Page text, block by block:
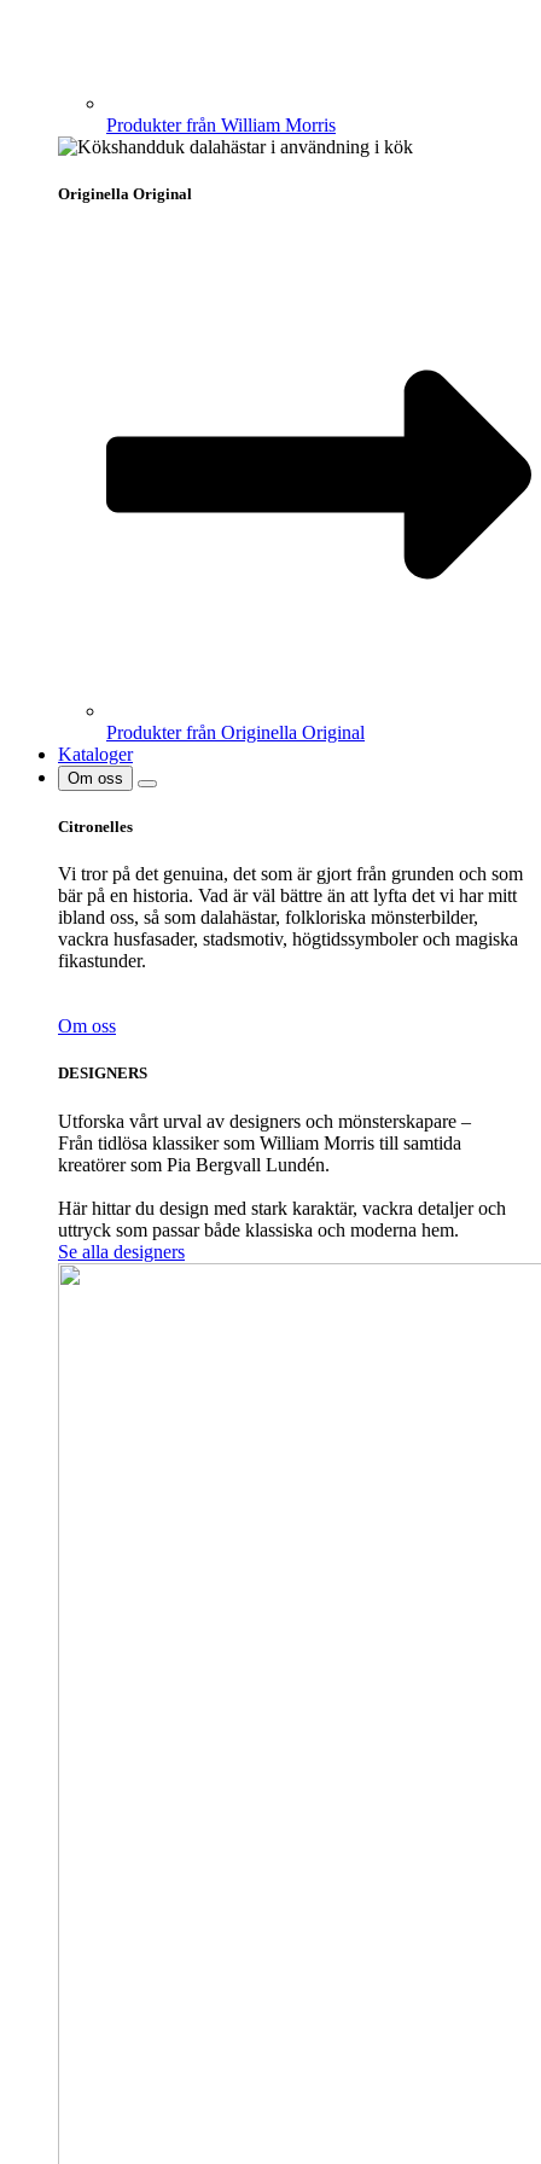
Produkter från William Morris
Originella Original
Produkter från Originella Original
Kataloger
Om oss
Citronelles
Vi tror på det genuina, det som är gjort från grunden och som
bär på en historia. Vad är väl bättre än att lyfta det vi har mitt
ibland oss, så som dalahästar, folkloriska mönsterbilder,
vackra husfasader, stadsmotiv, högtidssymboler och magiska
fikastunder.
Om oss
DESIGNERS
Utforska vårt urval av designers och mönsterskapare –
Från tidlösa klassiker som William Morris till samtida
kreatörer som Pia Bergvall Lundén.
Här hittar du design med stark karaktär, vackra detaljer och
uttryck som passar både klassiska och moderna hem.
Se alla designers